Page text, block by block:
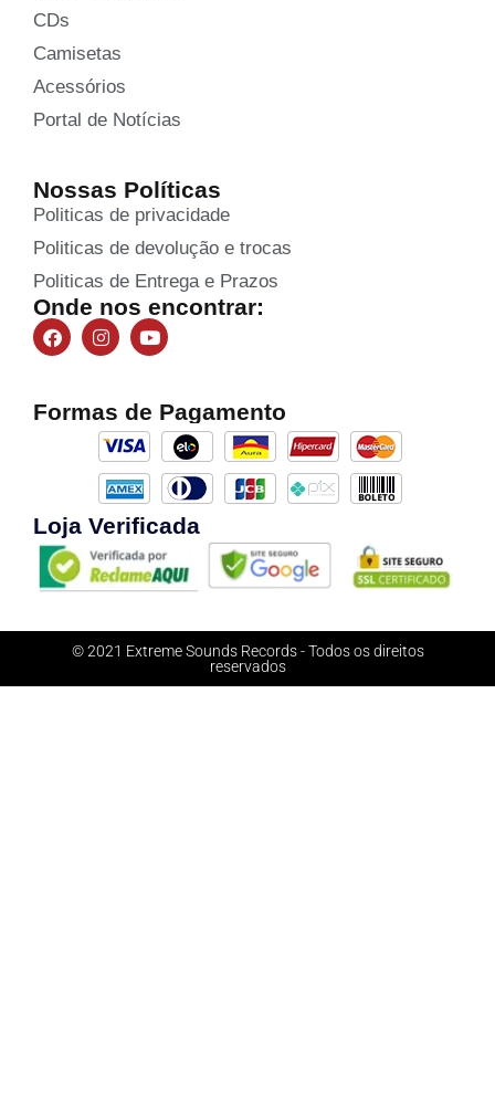
CDs
Camisetas
Acessórios
Portal de Notícias
Nossas Políticas
Politicas de privacidade
Politicas de devolução e trocas
Politicas de Entrega e Prazos
Onde nos encontrar:
Formas de Pagamento
Loja Verificada
© 2021 Extreme Sounds Records - Todos os direitos
reservados